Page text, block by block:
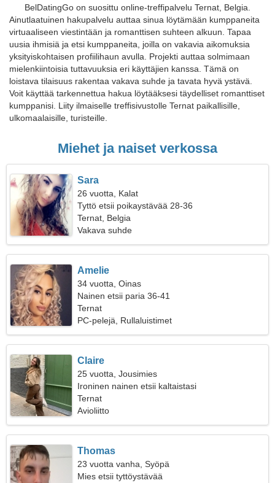
BelDatingGo on suosittu online-treffipalvelu Ternat, Belgia.
Ainutlaatuinen hakupalvelu auttaa sinua löytämään kumppaneita
virtuaaliseen viestintään ja romanttisen suhteen alkuun. Tapaa
uusia ihmisiä ja etsi kumppaneita, joilla on vakavia aikomuksia
yksityiskohtaisen profiilihaun avulla. Projekti auttaa solmimaan
mielenkiintoisia tuttavuuksia eri käyttäjien kanssa. Tämä on
loistava tilaisuus rakentaa vakava suhde ja tavata hyvä ystävä.
Voit käyttää tarkennettua hakua löytääksesi täydelliset romanttiset
kumppanisi. Liity ilmaiselle treffisivustolle Ternat paikallisille,
ulkomaalaisille, turisteille.
Miehet ja naiset verkossa
Sara
26 vuotta, Kalat
Tyttö etsii poikaystävää 28-36
Ternat, Belgia
Vakava suhde
Amelie
34 vuotta, Oinas
Nainen etsii paria 36-41
Ternat
PC-pelejä, Rullaluistimet
Claire
25 vuotta, Jousimies
Ironinen nainen etsii kaltaistasi
Ternat
Avioliitto
Thomas
23 vuotta vanha, Syöpä
Mies etsii tyttöystävää